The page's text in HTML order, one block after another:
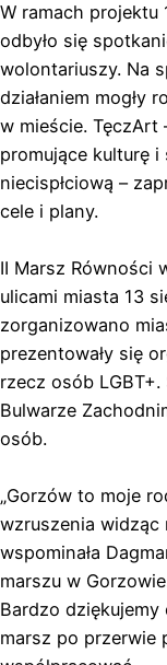
W ramach projektu
odbyło się
wolontariuszy. Na
działaniem mogły
w mieście.
promujące kulturę
niecispłciową –
cele i plany.
II Marsz Równości
ulicami miasta 13
zorganizowano
prezentowały się
rzecz osób
Bulwarze
osób.
„Gorzów to moje
wzruszenia widząc
wspominała
marszu w
Bardzo
marsz po przerwie